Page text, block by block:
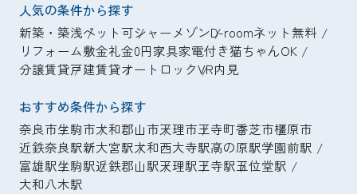
人気の条件から探す
新築・築浅ペット可シャーメゾンD-roomネット無料
リフォーム敷金礼金0円家具家電付き猫ちゃんOK
分譲賃貸戸建賃貸オートロックVR内見
おすすめ条件から探す
奈良市生駒市大和郡山市天理市王寺町香芝市橿原市
近鉄奈良駅新大宮駅大和西大寺駅高の原駅学園前駅
富雄駅生駒駅近鉄郡山駅天理駅王寺駅五位堂駅
大和八木駅